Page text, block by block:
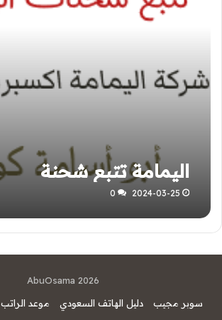
اليمامة‭ ‬تتبع شحنة
2024-03-25
0
AbuOsama 2026
سوبر مجيب
دليل الهاتف السعودي موعد الراتب